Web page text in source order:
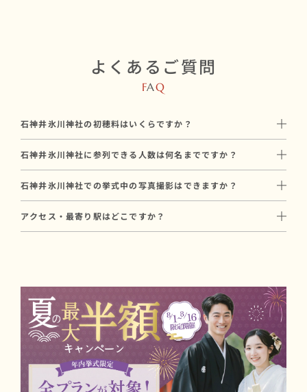
よくあるご質問
FAQ
石神井氷川神社の初穂料はいくらですか？
神社に直接お納めいただく挙式のお礼で、和婚スタイルのプラン
料金とは別途必要です。
石神井氷川神社に参列できる人数は何名までですか？
親族中心の挙式から、少人数の友人を含めた挙式まで対応可能で
す。
石神井氷川神社での挙式中の写真撮影はできますか？
はい、石神井氷川神社では挙式中のプロカメラマンによる撮影が
アクセス・最寄り駅はどこですか？
徒歩９分。
駐車場もございます。